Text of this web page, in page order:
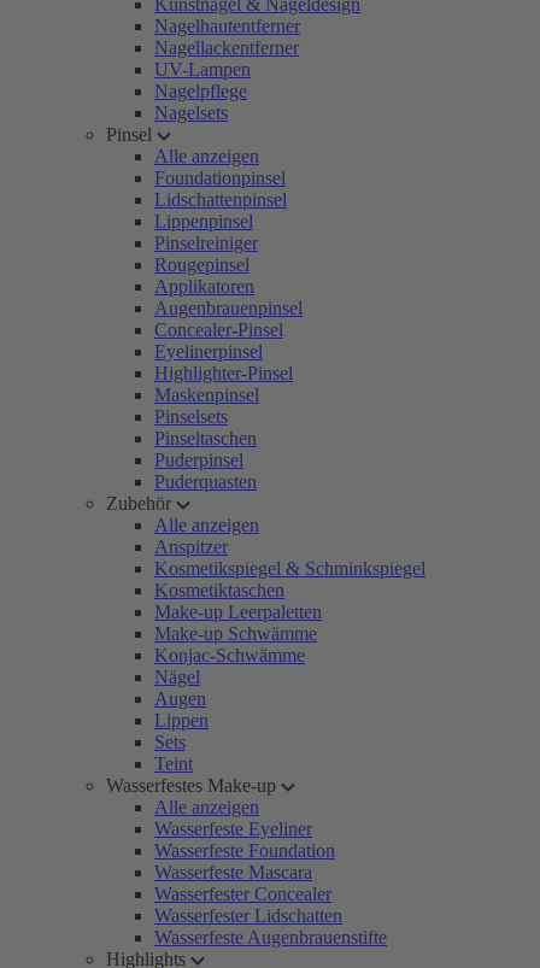
Kunstnägel & Nageldesign
Nagelhautentferner
Nagellackentferner
UV-Lampen
Nagelpflege
Nagelsets
Pinsel
Alle anzeigen
Foundationpinsel
Lidschattenpinsel
Lippenpinsel
Pinselreiniger
Rougepinsel
Applikatoren
Augenbrauenpinsel
Concealer-Pinsel
Eyelinerpinsel
Highlighter-Pinsel
Maskenpinsel
Pinselsets
Pinseltaschen
Puderpinsel
Puderquasten
Zubehör
Alle anzeigen
Anspitzer
Kosmetikspiegel & Schminkspiegel
Kosmetiktaschen
Make-up Leerpaletten
Make-up Schwämme
Konjac-Schwämme
Nägel
Augen
Lippen
Sets
Teint
Wasserfestes Make-up
Alle anzeigen
Wasserfeste Eyeliner
Wasserfeste Foundation
Wasserfeste Mascara
Wasserfester Concealer
Wasserfester Lidschatten
Wasserfeste Augenbrauenstifte
Highlights